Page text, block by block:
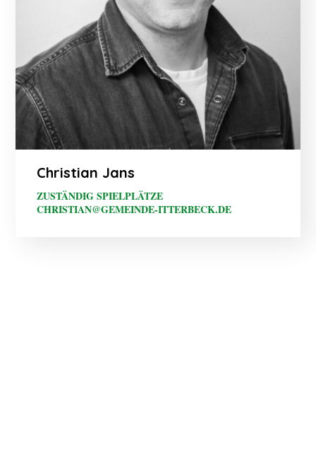
Christian Jans
ZUSTÄNDIG SPIELPLÄTZE
CHRISTIAN@GEMEINDE-ITTERBECK.DE